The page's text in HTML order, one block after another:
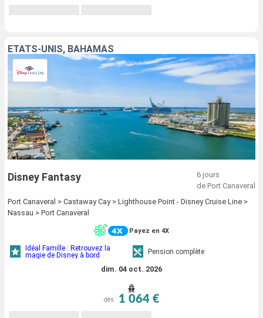
ÉTATS-UNIS, BAHAMAS
Disney Fantasy
6 jours
de Port Canaveral
Port Canaveral > Castaway Cay > Lighthouse Point - Disney Cruise Line >
Nassau > Port Canaveral
Payez en 4X
Idéal Famille : Retrouvez la
magie de Disney à bord
Pension complète
dim. 04 oct. 2026
dès 1 064 €